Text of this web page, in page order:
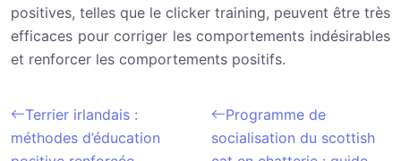
positives, telles que le clicker training, peuvent être très
efficaces pour corriger les comportements indésirables
et renforcer les comportements positifs.
Terrier irlandais :
méthodes d’éducation
Programme de
socialisation du scottish